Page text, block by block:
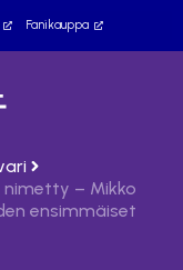
Fanikauppa
nimetty – Mikko
ensimmäiset